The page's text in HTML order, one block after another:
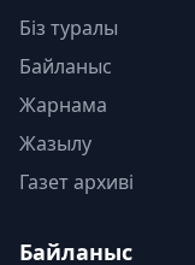
Біз туралы
Байланыс
Жарнама
Жазылу
Газет архиві
Байланыс